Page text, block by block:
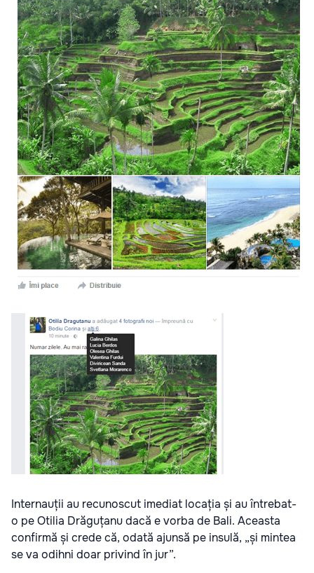
Internauții au recunoscut imediat locația și au întrebat-
o pe Otilia Drăguțanu dacă e vorba de Bali. Aceasta
confirmă și crede că, odată ajunsă pe insulă, „și mintea
se va odihni doar privind în jur”.